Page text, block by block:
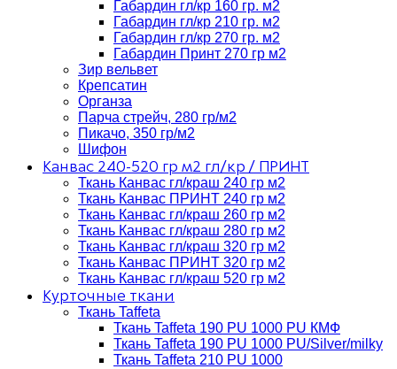
Габардин гл/кр 160 гр. м2
Габардин гл/кр 210 гр. м2
Габардин гл/кр 270 гр. м2
Габардин Принт 270 гр м2
Зир вельвет
Крепсатин
Органза
Парча стрейч, 280 гр/м2
Пикачо, 350 гр/м2
Шифон
Канвас 240-520 гр м2 гл/кр / ПРИНТ
Ткань Канвас гл/краш 240 гр м2
Ткань Канвас ПРИНТ 240 гр м2
Ткань Канвас гл/краш 260 гр м2
Ткань Канвас гл/краш 280 гр м2
Ткань Канвас гл/краш 320 гр м2
Ткань Канвас ПРИНТ 320 гр м2
Ткань Канвас гл/краш 520 гр м2
Курточные ткани
Ткань Taffeta
Ткань Taffeta 190 PU 1000 PU КМФ
Ткань Taffeta 190 PU 1000 PU/Silver/milky
Ткань Taffeta 210 PU 1000